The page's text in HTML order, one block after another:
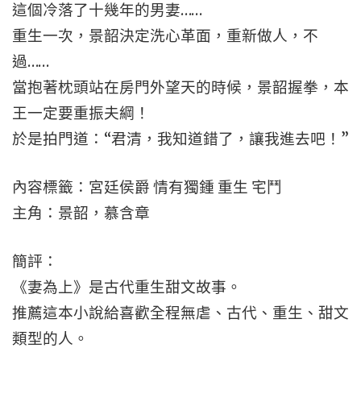
這個冷落了十幾年的男妻……
重生一次，景韶決定洗心革面，重新做人，不
過……
當抱著枕頭站在房門外望天的時候，景韶握拳，本
王一定要重振夫綱！
於是拍門道：“君清，我知道錯了，讓我進去吧！”
內容標籤：宮廷侯爵 情有獨鍾 重生 宅鬥
主角：景韶，慕含章
簡評：
《妻為上》是古代重生甜文故事。
推薦這本小說給喜歡全程無虐、古代、重生、甜文
類型的人。